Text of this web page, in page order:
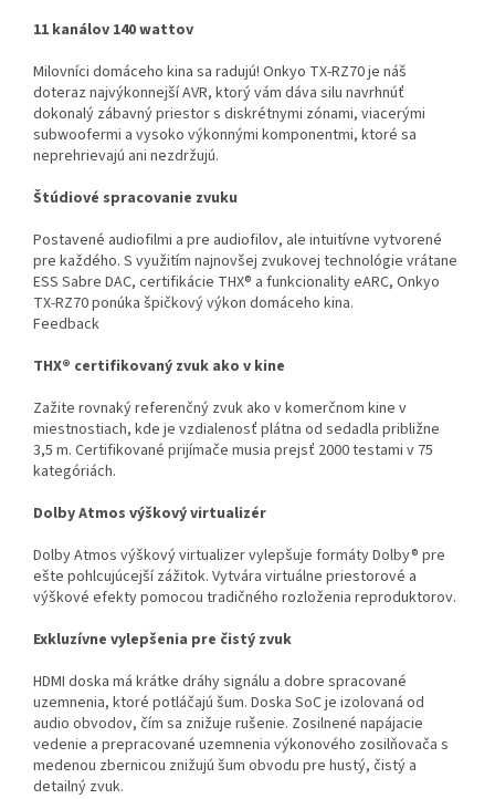
11 kanálov 140 wattov
Milovníci domáceho kina sa radujú! Onkyo TX-RZ70 je náš
doteraz najvýkonnejší AVR, ktorý vám dáva silu navrhnúť
dokonalý zábavný priestor s diskrétnymi zónami, viacerými
subwoofermi a vysoko výkonnými komponentmi, ktoré sa
neprehrievajú ani nezdržujú.
Štúdiové spracovanie zvuku
Postavené audiofilmi a pre audiofilov, ale intuitívne vytvorené
pre každého. S využitím najnovšej zvukovej technológie vrátane
ESS Sabre DAC, certifikácie THX® a funkcionality eARC, Onkyo
TX-RZ70 ponúka špičkový výkon domáceho kina.
Feedback
THX® certifikovaný zvuk ako v kine
Zažite rovnaký referenčný zvuk ako v komerčnom kine v
miestnostiach, kde je vzdialenosť plátna od sedadla približne
3,5 m. Certifikované prijímače musia prejsť 2000 testami v 75
kategóriách.
Dolby Atmos výškový virtualizér
Dolby Atmos výškový virtualizer vylepšuje formáty Dolby® pre
ešte pohlcujúcejší zážitok. Vytvára virtuálne priestorové a
výškové efekty pomocou tradičného rozloženia reproduktorov.
Exkluzívne vylepšenia pre čistý zvuk
HDMI doska má krátke dráhy signálu a dobre spracované
uzemnenia, ktoré potláčajú šum. Doska SoC je izolovaná od
audio obvodov, čím sa znižuje rušenie. Zosilnené napájacie
vedenie a prepracované uzemnenia výkonového zosilňovača s
medenou zbernicou znižujú šum obvodu pre hustý, čistý a
detailný zvuk.